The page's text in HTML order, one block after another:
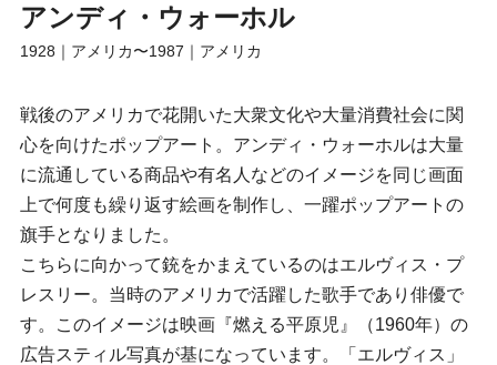
アンディ・ウォーホル
1928｜アメリカ〜1987｜アメリカ
戦後のアメリカで花開いた大衆文化や大量消費社会に関
心を向けたポップアート。アンディ・ウォーホルは大量
に流通している商品や有名人などのイメージを同じ画面
上で何度も繰り返す絵画を制作し、一躍ポップアートの
旗手となりました。
こちらに向かって銃をかまえているのはエルヴィス・プ
レスリー。当時のアメリカで活躍した歌手であり俳優で
す。このイメージは映画『燃える平原児』（1960年）の
広告スティル写真が基になっています。「エルヴィス」